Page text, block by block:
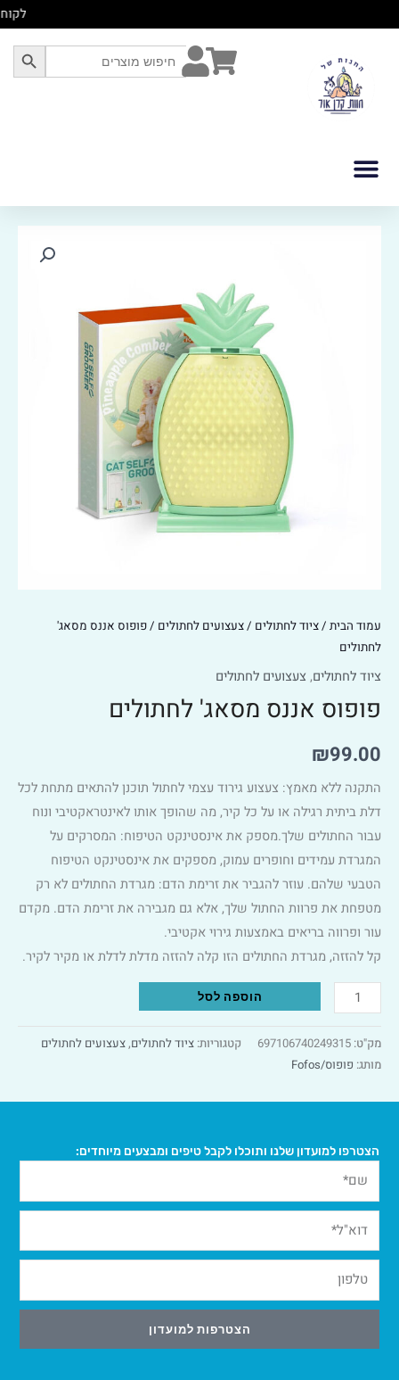
Search
for:
SEARCH BUTTON
עמוד הבית/ציוד לחתולים/צעצועים לחתולים/ פופוס אננס מסאג'
לחתולים
ציוד לחתולים,צעצועים לחתולים
פופוס אננס מסאג' לחתולים
₪99.00
התקנה ללא מאמץ: צעצוע גירוד עצמי לחתול תוכנן להתאים מתחת לכל
דלת ביתית רגילה או על כל קיר, מה שהופך אותו לאינטראקטיבי ונוח
עבור החתולים שלך.מספק את אינסטינקט הטיפוח: המסרקים על
המגרדת עמידים וחופרים עמוק, מספקים את אינסטינקט הטיפוח
הטבעי שלהם. עוזר להגביר את זרימת הדם: מגרדת החתולים לא רק
מטפחת את פרוות החתול שלך, אלא גם מגבירה את זרימת הדם. מקדם
עור ופרווה בריאים באמצעות גירוי אקטיבי.
קל להזזה, מגרדת החתולים הזו קלה להזזה מדלת לדלת או מקיר לקיר.
הוספה לסל
מק"ט:697106740249315 קטגוריות:ציוד לחתולים,צעצועים לחתולים
מותג:פופוס/Fofos
הצטרפו למועדון שלנו ותוכלו לקבל טיפים ומבצעים מיוחדים:
הצטרפות למועדון